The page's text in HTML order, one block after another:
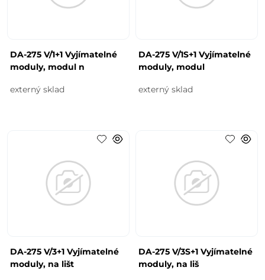
DA-275 V/1+1 Vyjímatelné
moduly, modul n
externý sklad
DA-275 V/1S+1 Vyjímatelné
moduly, modul
externý sklad
DA-275 V/3+1 Vyjímatelné
moduly, na lišt
DA-275 V/3S+1 Vyjímatelné
moduly, na liš